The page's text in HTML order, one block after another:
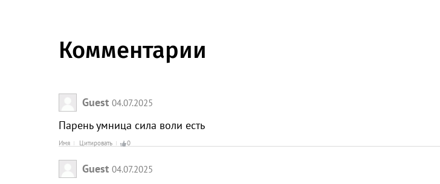
Комментарии
Guest 04.07.2025
Парень умница сила воли есть
Имя Цитировать 0
Guest 04.07.2025